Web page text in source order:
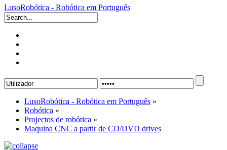
LusoRobótica - Robótica em Português
LusoRobótica - Robótica em Português »
Robótica »
Projectos de robótica »
Maquina CNC a partir de CD/DVD drives